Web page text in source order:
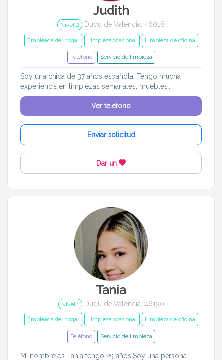
Judith
Nivel 2 Dudú de Valencia, 46018
Empleada del hogar Limpieza ocasional Limpieza de oficina
Teléfono Servicio de limpieza
Soy una chica de 37 años española. Tengo mucha
experiencia en limpiezas semanales, muebles...
Ver teléfono
Enviar solicitud
Dar un
Tania
Nivel 1 Dudú de Valencia, 46130
Empleada del hogar Limpieza ocasional Limpieza de oficina
Teléfono Servicio de limpieza
Mi nombre es Tania tengo 29 años,Soy una persona